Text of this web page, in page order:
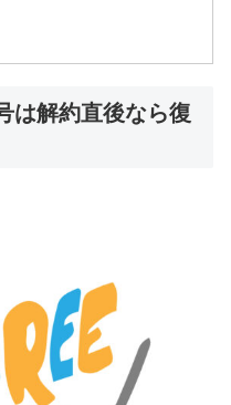
は解約直後なら復